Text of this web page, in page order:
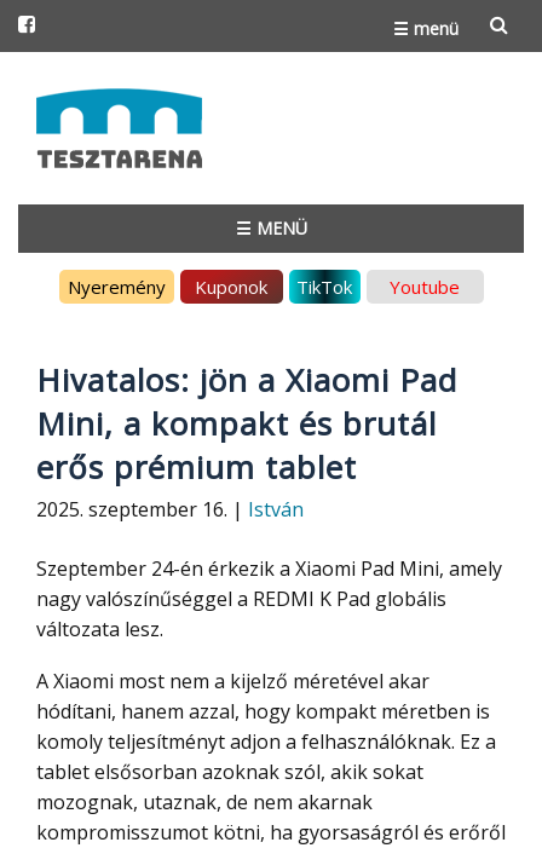
☰ menü
to
content
☰ MENÜ
Nyeremény Kuponok TikTok Youtube
Hivatalos: jön a Xiaomi Pad
Mini, a kompakt és brutál
erős prémium tablet
2025. szeptember 16. | István
Szeptember 24-én érkezik a Xiaomi Pad Mini, amely
nagy valószínűséggel a REDMI K Pad globális
változata lesz.
A Xiaomi most nem a kijelző méretével akar
hódítani, hanem azzal, hogy kompakt méretben is
komoly teljesítményt adjon a felhasználóknak. Ez a
tablet elsősorban azoknak szól, akik sokat
mozognak, utaznak, de nem akarnak
kompromisszumot kötni, ha gyorsaságról és erőről